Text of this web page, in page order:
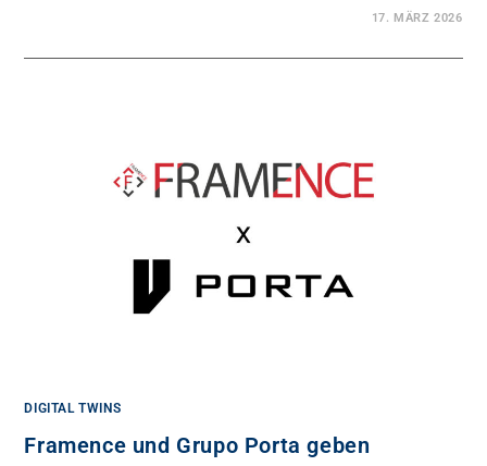
17. MÄRZ 2026
DIGITAL TWINS
Framence und Grupo Porta geben